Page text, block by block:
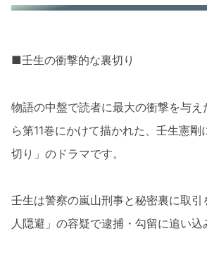
■壬生の衝撃的な裏切り
物語の中盤で読者に最大の衝撃を与え
ら第11巻にかけて描かれた、壬生憲剛
切り」のドラマです。
壬生は警察の嵐山刑事と秘密裏に取
人隠避」の容疑で逮捕・勾留に追い込